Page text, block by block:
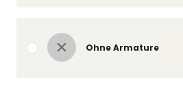
Ohne Armature